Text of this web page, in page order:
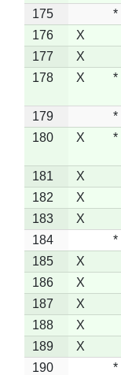
175
*
176
X
177
X
178
X *
179 *
180
X *
181 X
182
X
183
X
184
*
185
X
186
X
187
X
188
X
189
X
190
*